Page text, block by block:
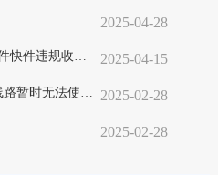
2025-04-28
关于开展全市农村地区领取邮件快件违规收费问题专项整治的通告 2025-04-15
消费者提示：关于12305电话线路暂时无法使用通告 2025-02-28
2025-02-28